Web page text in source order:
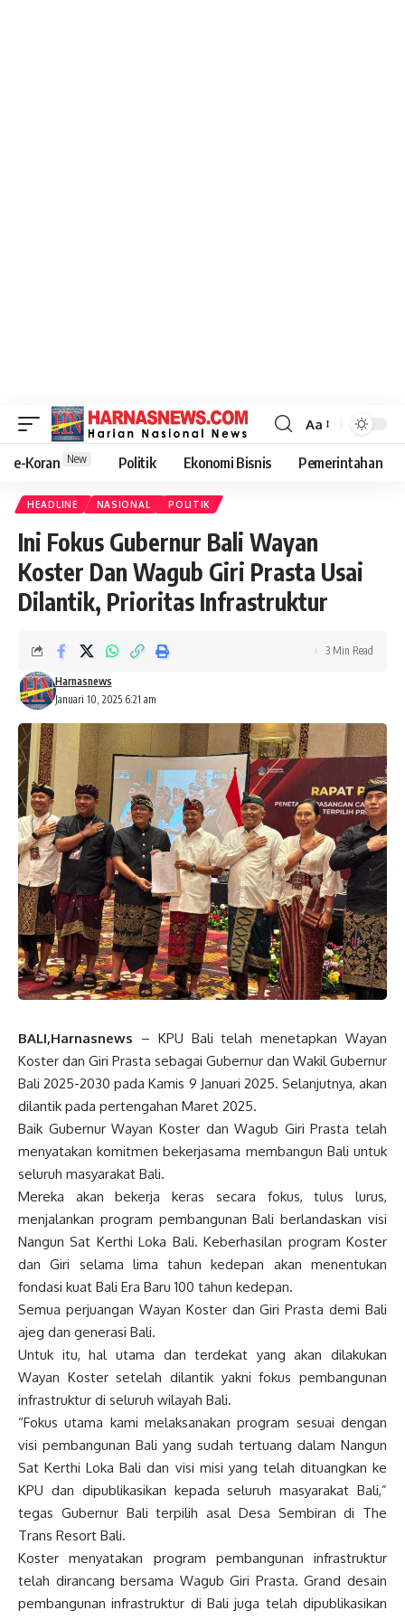
Aa
e-Koran New Politik Ekonomi Bisnis Pemerintahan
HEADLINE NASIONAL POLITIK
Ini Fokus Gubernur Bali Wayan
Koster Dan Wagub Giri Prasta Usai
Dilantik, Prioritas Infrastruktur
Januari 10, 2025 6:21 am
Harnasnews
3 Min Read
BALI,Harnasnews – KPU Bali telah menetapkan Wayan
Koster dan Giri Prasta sebagai Gubernur dan Wakil Gubernur
Bali 2025-2030 pada Kamis 9 Januari 2025. Selanjutnya, akan
dilantik pada pertengahan Maret 2025.
Baik Gubernur Wayan Koster dan Wagub Giri Prasta telah
menyatakan komitmen bekerjasama membangun Bali untuk
seluruh masyarakat Bali.
Mereka akan bekerja keras secara fokus, tulus lurus,
menjalankan program pembangunan Bali berlandaskan visi
Nangun Sat Kerthi Loka Bali. Keberhasilan program Koster
dan Giri selama lima tahun kedepan akan menentukan
fondasi kuat Bali Era Baru 100 tahun kedepan.
Semua perjuangan Wayan Koster dan Giri Prasta demi Bali
ajeg dan generasi Bali.
Untuk itu, hal utama dan terdekat yang akan dilakukan
Wayan Koster setelah dilantik yakni fokus pembangunan
infrastruktur di seluruh wilayah Bali.
“Fokus utama kami melaksanakan program sesuai dengan
visi pembangunan Bali yang sudah tertuang dalam Nangun
Sat Kerthi Loka Bali dan visi misi yang telah dituangkan ke
KPU dan dipublikasikan kepada seluruh masyarakat Bali,”
tegas Gubernur Bali terpilih asal Desa Sembiran di The
Trans Resort Bali.
Koster menyatakan program pembangunan infrastruktur
telah dirancang bersama Wagub Giri Prasta. Grand desain
pembangunan infrastruktur di Bali juga telah dipublikasikan